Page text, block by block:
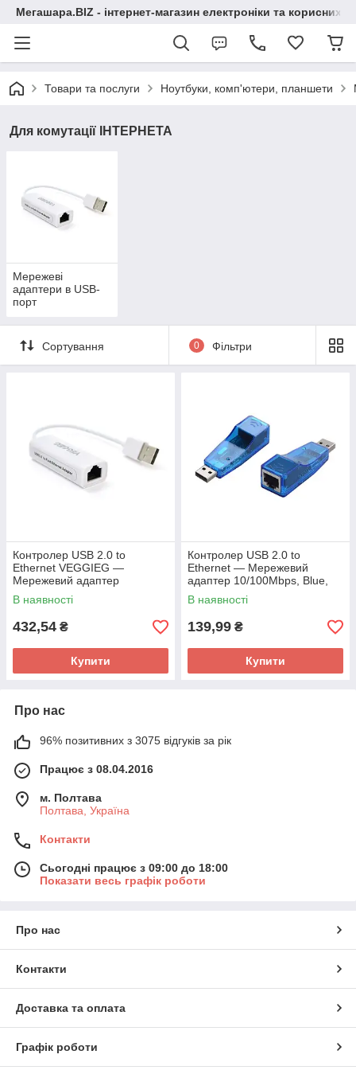
Мегашара.BIZ - інтернет-магазин електроніки та корисних
Товари та послуги Ноутбуки, комп'ютери, планшети
Для комутації ІНТЕРНЕТА
Мережеві
адаптери в USB-
порт
Сортування 0 Фільтри
Контролер USB 2.0 to
Ethernet VEGGIEG —
Мережевий адаптер
10/100Mbps з дротом, RTL-
8152B, White, Blister-Box
В наявності
432,54 ₴
Купити
Контролер USB 2.0 to
Ethernet — Мережевий
адаптер 10/100Mbps, Blue,
BOX
В наявності
139,99 ₴
Купити
Про нас
96% позитивних з 3075 відгуків за рік
Працює з 08.04.2016
м. Полтава
Полтава, Україна
Контакти
Сьогодні працює з 09:00 до 18:00
Показати весь графік роботи
Про нас
Контакти
Доставка та оплата
Графік роботи